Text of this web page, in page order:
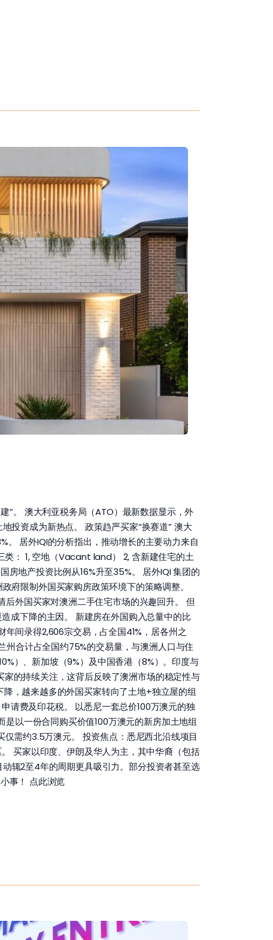
”。 澳大利亚税务局（ATO）最新数据显示，外
投资成为新热点。 政策趋严买家“换赛道” 澳大
居外IQI的分析指出，推动增长的主要动力来自
： 1, 空地（Vacant land） 2, 含新建住宅的土
地产投资比例从16%升至35%。 居外IQI 集团的
府限制外国买家购房政策环境下的策略调整。
外国买家对澳洲二手住宅市场的兴趣回升。 但
成下降的主因。 新建房在外国购入总量中的比
间录得2,606宗交易，占全国41%，居各州之
州合计占全国约75%的交易量，与澳洲人口与住
）、新加坡（9%）及中国香港（8%）。印度与
的持续关注，这背后反映了澳洲市场的稳定性与
，越来越多的外国买家转向了土地+独立屋的组
请费及印花税。 以悉尼一套总价100万澳元的独
以一份合同购买价值100万澳元的新房加土地组
需约3.5万澳元。 投资焦点：悉尼西北沿线项目
买家以印度、伊朗及华人为主，其中华裔（包括
辄2至4年的周期更具吸引力。部分投资者甚至选
事！ 点此浏览